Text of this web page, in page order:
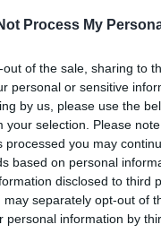
Process My
out of the sale, sharing to
personal or sensitive
by us, please use the
your selection. Please
processed you may
based on personal
disclosed to third
may separately opt-out of
personal information by
executivo municipal,
que voltou a
de última hora
(Noruega), Alejandro
e Matteo Arnaldi
competitivo de
Andrey Rublev,
Luciano Darderi, pelo
“Bienal
de Artes e
e inovação
e cultural” do